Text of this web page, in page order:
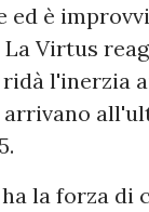
ed è
Virtus
l'inerzia
la forza di